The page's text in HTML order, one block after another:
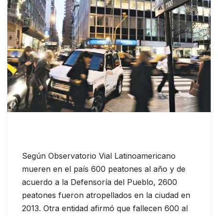
Según Observatorio Vial Latinoamericano
mueren en el país 600 peatones al año y de
acuerdo a la Defensoría del Pueblo, 2600
peatones fueron atropellados en la ciudad en
2013. Otra entidad afirmó que fallecen 600 al